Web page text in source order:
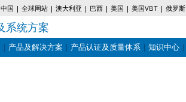
中国 全球网站 澳大利亚 巴西 美国 美国VBT 俄罗斯
系统方案
产品及解决方案 产品认证及质量体系 知识中心